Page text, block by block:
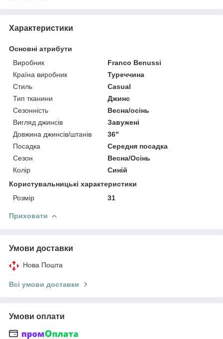
Характеристики
Основні атрибути
Виробник
Franco Benussi
Країна виробник
Туреччина
Стиль
Casual
Тип тканини
Джинс
Сезонність
Весна/осінь
Вигляд джинсів
Завужені
Довжина джинсів/штанів
36"
Посадка
Середня посадка
Сезон
Весна/Осінь
Колір
Синій
Користувальницькі характеристики
Розмір
31
Приховати
Умови доставки
Нова Пошта
Всі умови доставки
Умови оплати